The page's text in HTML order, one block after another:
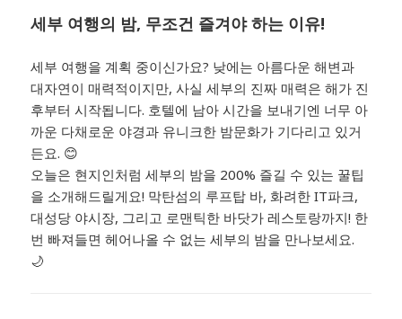
세부 여행의 밤, 무조건 즐겨야 하는 이유!
세부 여행을 계획 중이신가요? 낮에는 아름다운 해변과
대자연이 매력적이지만, 사실 세부의 진짜 매력은 해가 진
후부터 시작됩니다. 호텔에 남아 시간을 보내기엔 너무 아
까운 다채로운 야경과 유니크한 밤문화가 기다리고 있거
든요. 😊
오늘은 현지인처럼 세부의 밤을 200% 즐길 수 있는 꿀팁
을 소개해드릴게요! 막탄섬의 루프탑 바, 화려한 IT파크,
대성당 야시장, 그리고 로맨틱한 바닷가 레스토랑까지! 한
번 빠져들면 헤어나올 수 없는 세부의 밤을 만나보세요.
🌙